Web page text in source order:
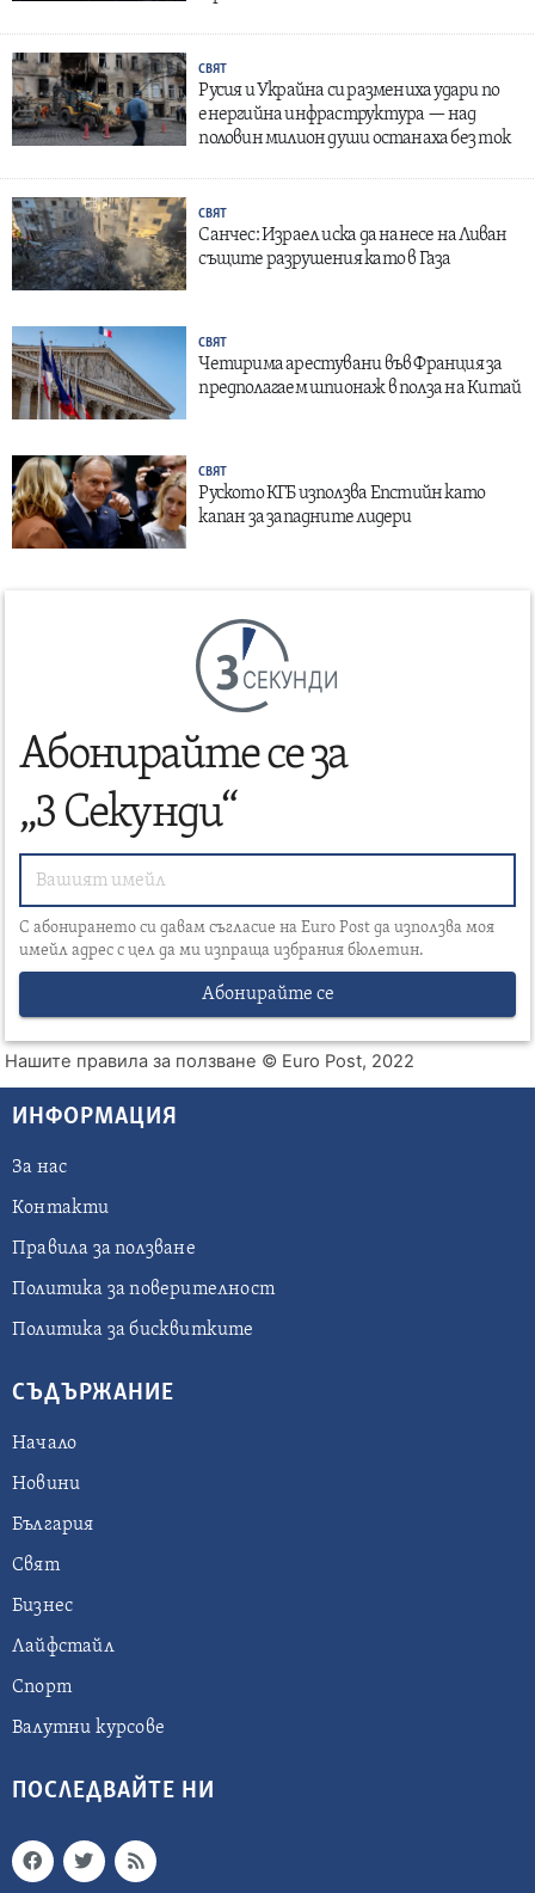
СВЯТ
Русия и Украйна си размениха удари по
енергийна инфраструктура — над
половин милион души останаха без ток
СВЯТ
Санчес: Израел иска да нанесе на Ливан
същите разрушения като в Газа
СВЯТ
Четирима арестувани във Франция за
предполагаем шпионаж в полза на Китай
СВЯТ
Руското КГБ използва Епстийн като
капан за западните лидери
СЕКУНДИ
Абонирайте се за
„3 Секунди“
С абонирането си давам съгласие на Euro Post да използва моя
имейл адрес с цел да ми изпраща избрания бюлетин.
Абонирайте се
Нашите правила за ползване © Euro Post, 2022
ИНФОРМАЦИЯ
За нас
Контакти
Правила за ползване
Политика за поверителност
Политика за бисквитките
СЪДЪРЖАНИЕ
Начало
Новини
България
Свят
Бизнес
Лайфстайл
Спорт
Валутни курсове
ПОСЛЕДВАЙТЕ НИ